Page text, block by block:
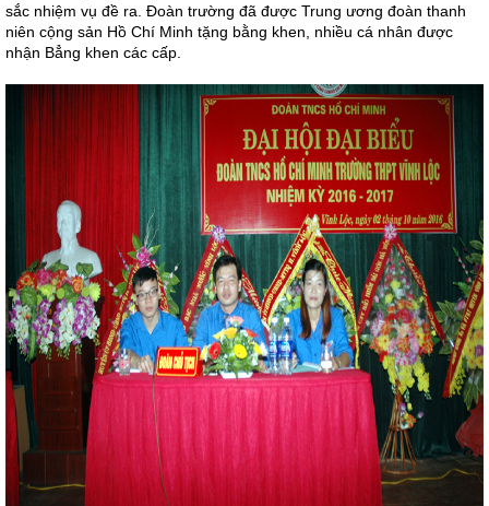
sắc nhiệm vụ đề ra. Đoàn trường đã được Trung ương đoàn thanh
niên cộng sản Hồ Chí Minh tặng bằng khen, nhiều cá nhân được
nhận Bẳng khen các cấp.